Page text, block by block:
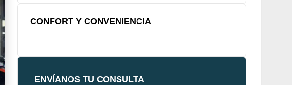
CONFORT Y CONVENIENCIA
ENVÍANOS TU CONSULTA